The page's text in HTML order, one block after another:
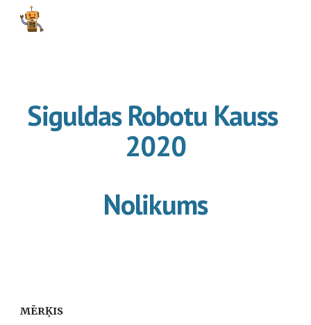
Skip to main content
Siguldas Robotu Kauss
2020
Nolikums
MĒRĶIS